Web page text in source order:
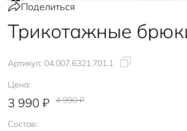
Поделиться
Трикотажные
Артикул: 04.007.6321.701.1
Цена:
3 990 ₽ 4 990 ₽
Состав: